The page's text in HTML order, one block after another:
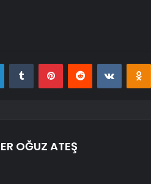
LinkedInTumblr PinterestReddit
OĞUZ ATEŞ